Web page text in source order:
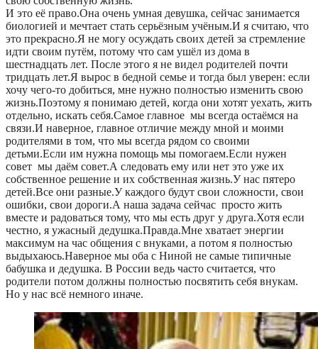
И это её право.Она очень умная девушка, сейчас занимается
биологией и мечтает стать серьёзным учёным.И я считаю, что
это прекрасно.Я не могу осуждать своих детей за стремление
идти своим путём, потому что сам ушёл из дома в
шестнадцать лет. После этого я не видел родителей почти
тридцать лет.Я вырос в бедной семье и тогда был уверен: если
хочу чего-то добиться, мне нужно полностью изменить свою
жизнь.Поэтому я понимаю детей, когда они хотят уехать, жить
отдельно, искать себя.Самое главное мы всегда остаёмся на
связи.И наверное, главное отличие между мной и моими
родителями в том, что мы всегда рядом со своими
детьми.Если им нужна помощь мы помогаем.Если нужен
совет мы даём совет.А следовать ему или нет это уже их
собственное решение и их собственная жизнь.У нас пятеро
детей.Все они разные.У каждого будут свои сложности, свои
ошибки, свои дороги.А наша задача сейчас просто жить
вместе и радоваться тому, что мы есть друг у друга.Хотя если
честно, я ужасный дедушка.Правда.Мне хватает энергии
максимум на час общения с внуками, а потом я полностью
выдыхаюсь.Наверное мы оба с Ниной не самые типичные
бабушка и дедушка. В России ведь часто считается, что
родители потом должны полностью посвятить себя внукам.
Но у нас всё немного иначе.